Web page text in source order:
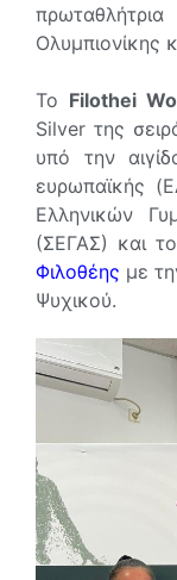
Ολυμπιονίκης
Το Filothei
Silver της
υπό την
ευρωπαϊκής
Ελληνικών
(ΣΕΓΑΣ) και
Φιλοθέης με
Ψυχικού.